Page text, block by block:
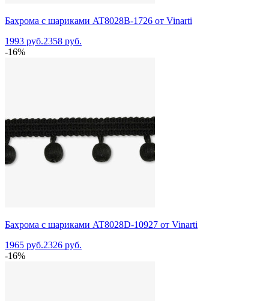
Бахрома с шариками AT8028B-1726 от Vinarti
1993 руб.2358 руб.
-16%
Бахрома с шариками AT8028D-10927 от Vinarti
1965 руб.2326 руб.
-16%